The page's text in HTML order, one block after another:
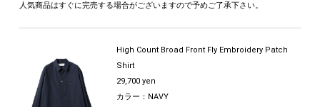
人気商品はすぐに完売する場合がございますので予めご了承下さい。
High Count Broad Front Fly Embroidery Patch
Shirt
29,700 yen
カラー：NAVY